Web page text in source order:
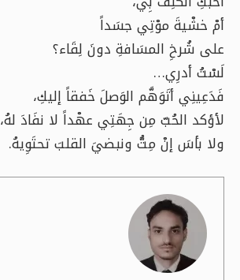
أمْ خشْيةَ موْتِي جسَداً
على شُرخِ المسَافةِ دونَ لِقَاء؟
لَسْتُ أدرِي…
فَدَعِينِي أتَوَهَّم الوَصلَ خَفقاً إليكِ،
لأؤكد الحُبّ مِن جِهَتِي عهْداً لا نفَادَ لهُ،
ولا بأسَ إنْ مِتُّ ونبضيَ القلبَ تحتَوِيهُ.